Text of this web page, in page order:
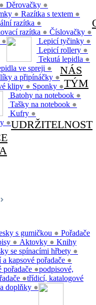
● Děrovačky ●
● Razítka s textem ●
razítka ●
razítka ● Číslovačky ●
● Lepicí tyčinky ●
Lepicí rollery ●
Tekutá lepidla ●
ve spreji ●
a připínáčky ●
klipy ● Sponky ●
Batohy na notebook ●
Tašky na notebook ●
Kufry ●
●
NÁS
TÝM
UDRŽITELNOST
s gumičkou ●
● Aktovky ●
se spínacími hřbety ●
Pořadače
kapsové pořadače ●
pořadače ●
●
doplňky ●
Knihy
podpisové,
třídicí, katalogové